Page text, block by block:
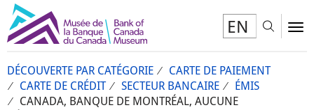
EN
DÉCOUVERTE PAR CATÉGORIE
CARTE DE PAIEMENT
CARTE DE CRÉDIT
SECTEUR BANCAIRE
ÉMIS
CANADA, BANQUE DE MONTRÉAL, AUCUNE